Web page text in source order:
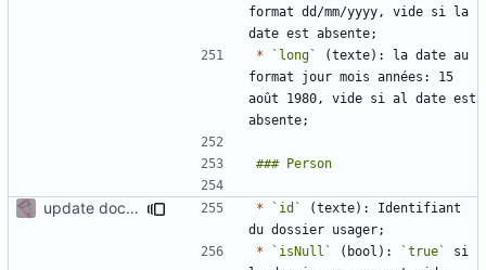
format dd/mm/yyyy, vide si la
*
`long`
(texte): la date au
format jour mois années: 15
août 1980, vide si al date est
update documentation for docgen * `id`
(texte): Identifiant
*
`isNull` (bool): `true`
si